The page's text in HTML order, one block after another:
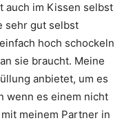
auch im Kissen selbst
sehr gut selbst
hoch schockeln
sie braucht. Meine
anbietet, um es
wenn es einem nicht
meinem Partner in